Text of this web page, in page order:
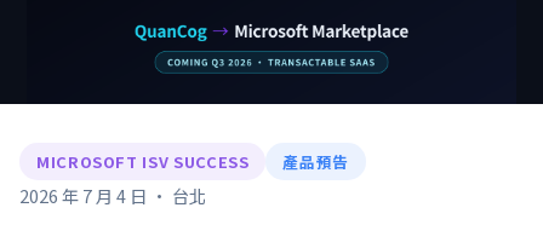
MICROSOFT ISV SUCCESS 產品預告
2026 年 7 月 4 日 · 台北